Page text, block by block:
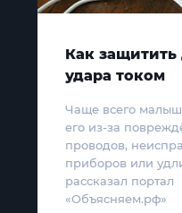
Как защитить
удара током
Чаще всего
его из-за
проводов,
приборов или
рассказал портал
«Объясняем.рф»